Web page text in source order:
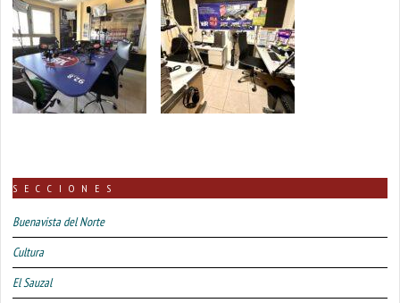
SECCIONES
Buenavista del Norte
Cultura
El Sauzal